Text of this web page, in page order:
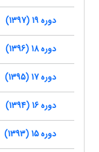
دوره 19 (1397)
دوره 18 (1396)
دوره 17 (1395)
دوره 16 (1394)
دوره 15 (1393)